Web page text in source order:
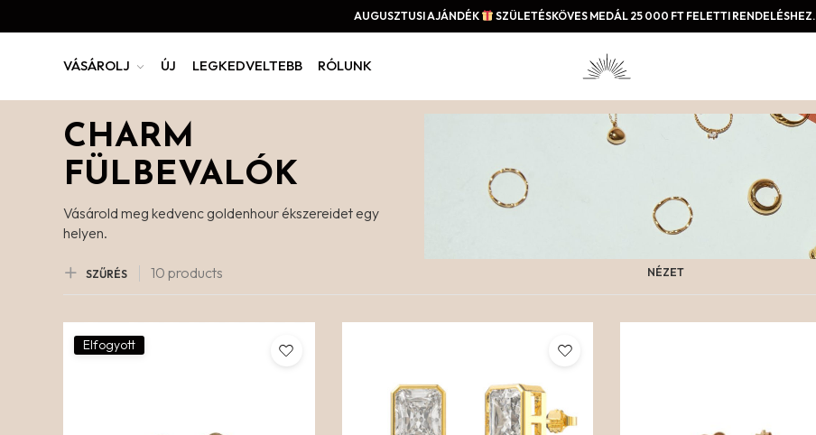
AUGUSZTUSI AJÁNDÉK SZÜLETÉSKÖVES MEDÁL 25 000 FT FELETTI RENDELÉSHEZ.
VÁSÁROLJ ÚJ LEGKEDVELTEBB RÓLUNK
CHARM
FÜLBEVALÓK
Vásárold meg kedvenc goldenhour ékszereidet egy
helyen.
SZŰRÉS 10 products NÉZET
Elfogyott